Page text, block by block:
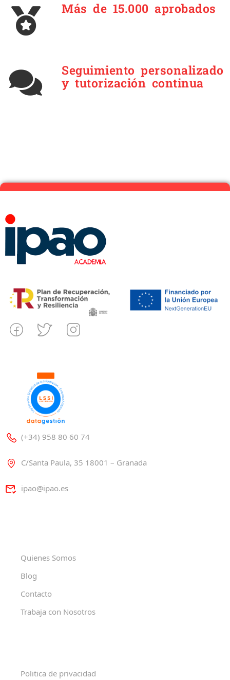
Más de 15.000 aprobados
Seguimiento personalizado
y tutorización continua
(+34) 958 80 60 74
C/Santa Paula, 35 18001 – Granada
ipao@ipao.es
Quienes Somos
Blog
Contacto
Trabaja con Nosotros
Politica de privacidad